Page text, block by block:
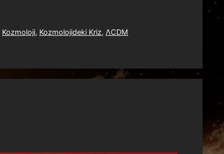
Kozmoloji, Kozmolojideki Kriz, ΛCDM